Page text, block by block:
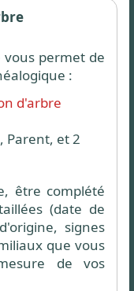
vous permet de
:
d'arbre
Parent, et 2
être complété
(date de
signes
que vous
de vos